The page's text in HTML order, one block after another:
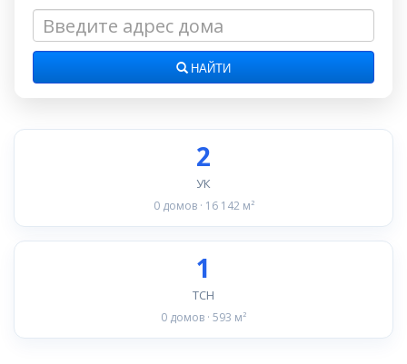
НАЙТИ
2
УК
0 домов · 16 142 м²
1
ТСН
0 домов · 593 м²